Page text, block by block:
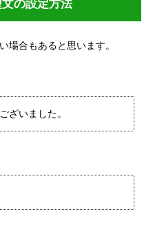
の設定方法
場合もあると思います。
ざいました。